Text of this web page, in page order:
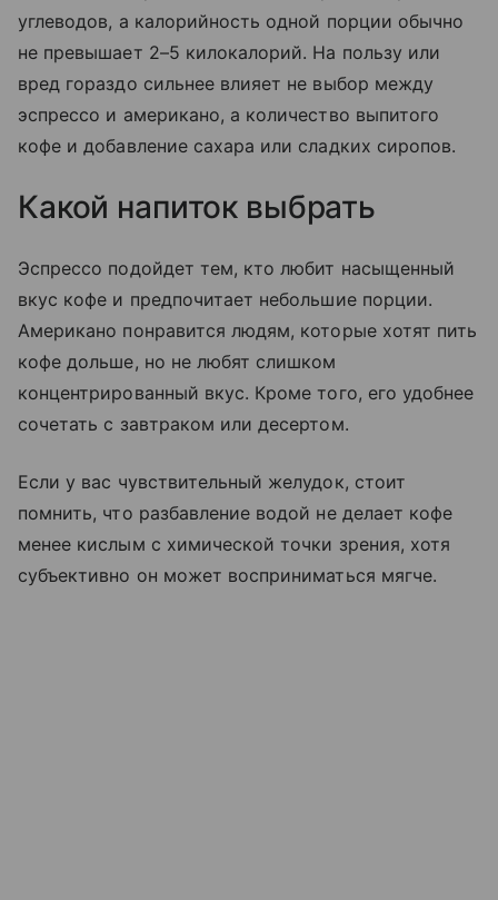
углеводов, а калорийность одной порции обычно
не превышает 2–5 килокалорий. На пользу или
вред гораздо сильнее влияет не выбор между
эспрессо и американо, а количество выпитого
кофе и добавление сахара или сладких сиропов.
Какой напиток выбрать
Эспрессо подойдет тем, кто любит насыщенный
вкус кофе и предпочитает небольшие порции.
Американо понравится людям, которые хотят пить
кофе дольше, но не любят слишком
концентрированный вкус. Кроме того, его удобнее
сочетать с завтраком или десертом.
Если у вас чувствительный желудок, стоит
помнить, что разбавление водой не делает кофе
менее кислым с химической точки зрения, хотя
субъективно он может восприниматься мягче.